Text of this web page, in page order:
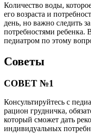
Количество воды,
его возраста и
день, но важно следить
потребностями ребенка.
педиатром по этому
Советы
СОВЕТ №1
Консультируйтесь с
рацион грудничка,
который сможет дать
индивидуальных